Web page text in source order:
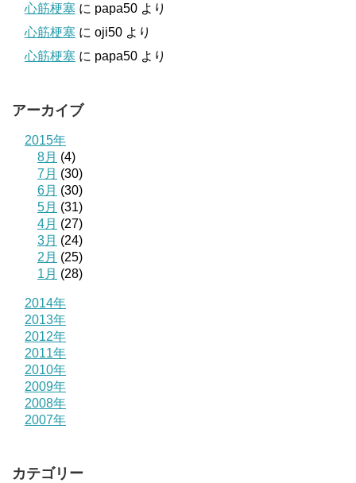
心筋梗塞 に papa50 より
心筋梗塞 に oji50 より
心筋梗塞 に papa50 より
アーカイブ
2015年
8月 (4)
7月 (30)
6月 (30)
5月 (31)
4月 (27)
3月 (24)
2月 (25)
1月 (28)
2014年
2013年
2012年
2011年
2010年
2009年
2008年
2007年
カテゴリー